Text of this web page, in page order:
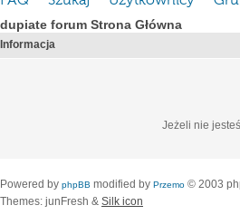
dupiate forum Strona Główna
Informacja
Jeżeli nie
Powered by phpBB modified by Przemo © 2003
Themes: junFresh & Silk icon